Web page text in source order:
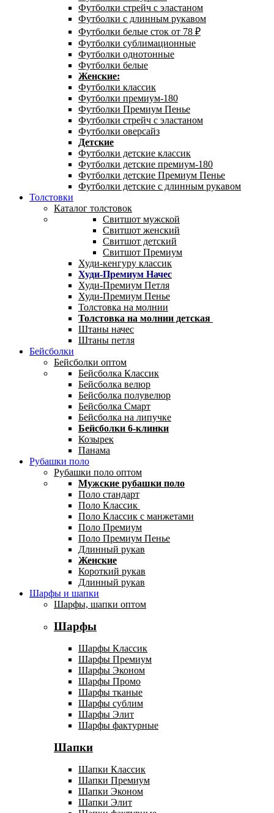
Футболки стрейч с эластаном
Футболки с длинным рукавом
Футболки белые сток от 78 ₽
Футболки сублимационные
Футболки однотонные
Футболки белые
Женские:
Футболки классик
Футболки премиум-180
Футболки Премиум Пенье
Футболки стрейч с эластаном
Футболки оверсайз
Детские
Футболки детские классик
Футболки детские премиум-180
Футболки детские Премиум Пенье
Футболки детские с длинным рукавом
Толстовки
Каталог толстовок
Свитшот мужской
Свитшот женский
Свитшот детский
Свитшот Премиум
Худи-кенгуру классик
Худи-Премиум Начес
Худи-Премиум Петля
Худи-Премиум Пенье
Толстовка на молнии
Толстовка на молнии детская
Штаны начес
Штаны петля
Бейсболки
Бейсболки оптом
Бейсболка Классик
Бейсболка велюр
Бейсболка полувелюр
Бейсболка Смарт
Бейсболка на липучке
Бейсболки 6-клинки
Козырек
Панама
Рубашки поло
Рубашки поло оптом
Мужские рубашки поло
Поло стандарт
Поло Классик
Поло Классик с манжетами
Поло Премиум
Поло Премиум Пенье
Длинный рукав
Женские
Короткий рукав
Длинный рукав
Шарфы и шапки
Шарфы, шапки оптом
Шарфы
Шарфы Классик
Шарфы Премиум
Шарфы Эконом
Шарфы Промо
Шарфы тканые
Шарфы сублим
Шарфы Элит
Шарфы фактурные
Шапки
Шапки Классик
Шапки Премиум
Шапки Эконом
Шапки Элит